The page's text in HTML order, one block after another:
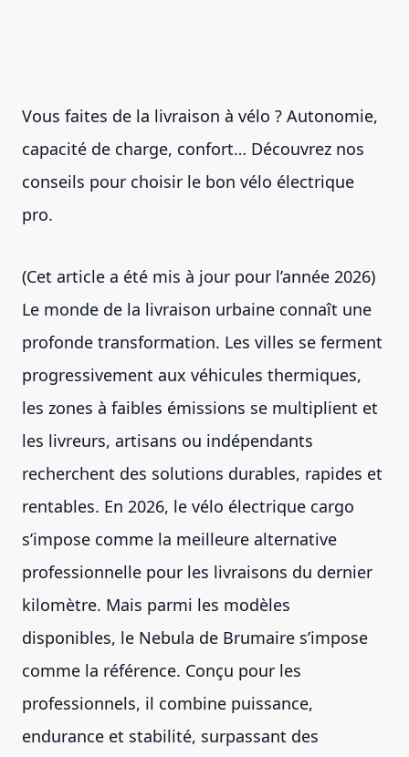
Vous faites de la livraison à vélo ? Autonomie,
capacité de charge, confort… Découvrez nos
conseils pour choisir le bon vélo électrique
pro.
(Cet article a été mis à jour pour l’année 2026)
Le monde de la livraison urbaine connaît une
profonde transformation. Les villes se ferment
progressivement aux véhicules thermiques,
les zones à faibles émissions se multiplient et
les livreurs, artisans ou indépendants
recherchent des solutions durables, rapides et
rentables. En 2026, le vélo électrique cargo
s’impose comme la meilleure alternative
professionnelle pour les livraisons du dernier
kilomètre. Mais parmi les modèles
disponibles, le Nebula de Brumaire s’impose
comme la référence. Conçu pour les
professionnels, il combine puissance,
endurance et stabilité, surpassant des